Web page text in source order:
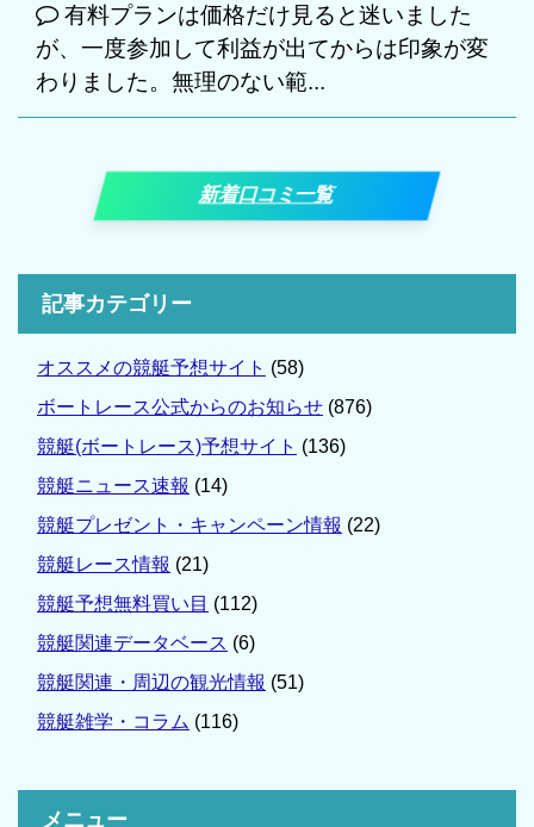
有料プランは価格だけ見ると迷いました
が、一度参加して利益が出てからは印象が変
わりました。無理のない範...
新着口コミ一覧
記事カテゴリー
オススメの競艇予想サイト (58)
ボートレース公式からのお知らせ (876)
競艇(ボートレース)予想サイト (136)
競艇ニュース速報 (14)
競艇プレゼント・キャンペーン情報 (22)
競艇レース情報 (21)
競艇予想無料買い目 (112)
競艇関連データベース (6)
競艇関連・周辺の観光情報 (51)
競艇雑学・コラム (116)
メニュー